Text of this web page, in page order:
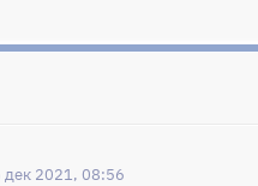
дек 2021, 08:56